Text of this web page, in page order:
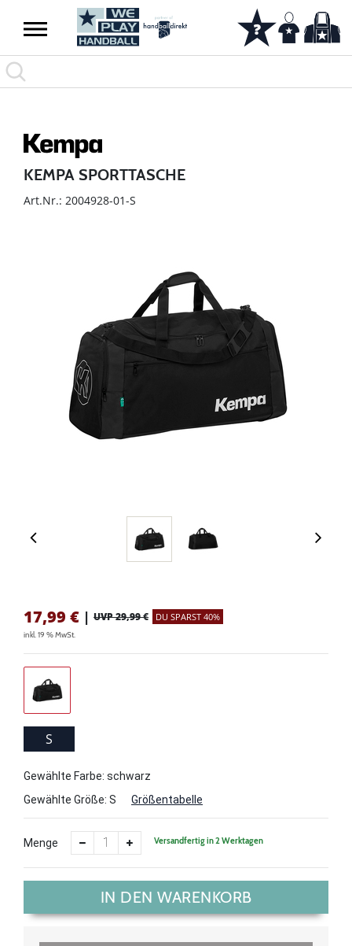
KEMPA SPORTTASCHE
Art.Nr.: 2004928-01-S
17,99 € | UVP 29,99 € DU SPARST 40%
inkl. 19 % MwSt.
S
Gewählte Farbe: schwarz
Gewählte Größe: S Größentabelle
Menge Versandfertig in 2 Werktagen
IN DEN WARENKORB